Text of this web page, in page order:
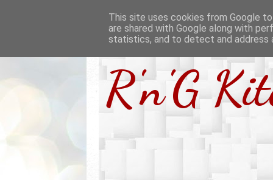
R'n'G
This site uses cookies from Google
are shared with Google along with
statistics, and to detect and address